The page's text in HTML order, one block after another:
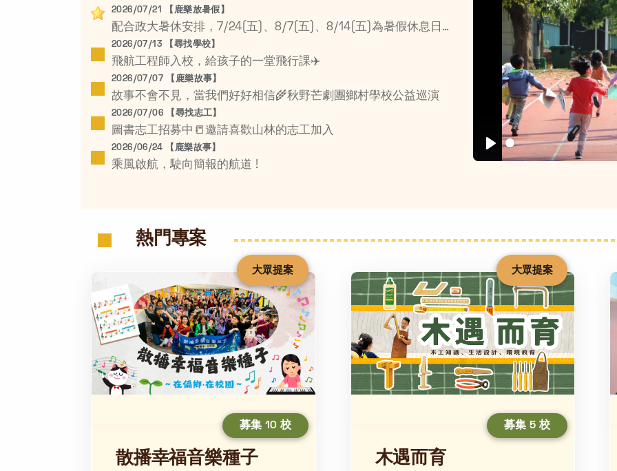
2026/07/21 【鹿樂放暑假】
配合政大暑休安排，7/24(五)、8/7(五)、8/14(五)為暑假休息日☀️
2026/07/13 【尋找學校】
飛航工程師入校，給孩子的一堂飛行課✈️
2026/07/07 【鹿樂故事】
故事不會不見，當我們好好相信🌾秋野芒劇團鄉村學校公益巡演
2026/07/06 【尋找志工】
圖書志工招募中📒邀請喜歡山林的志工加入
2026/06/24 【鹿樂故事】
乘風啟航，駛向簡報的航道 !
Play
熱門專案
大眾提案
募集 10 校
散播幸福音樂種子
大眾提案
募集 5 校
木遇而育